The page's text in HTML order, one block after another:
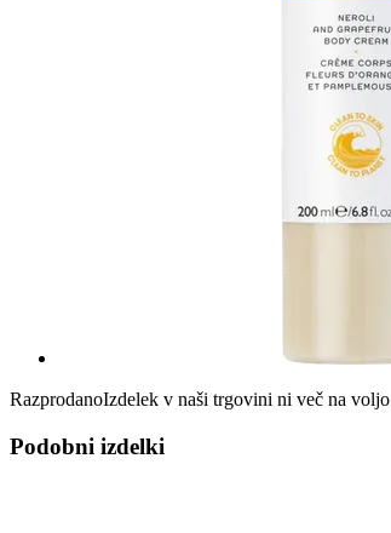
RazprodanoIzdelek v naši trgovini ni več na voljo
Podobni izdelki